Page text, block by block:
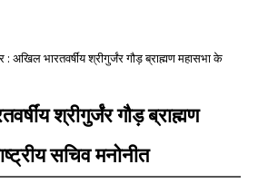
: अखिल भारतवर्षींय श्रीगुर्जंर गौड़ ब्राह्मण महासभा के
श्रीगुर्जंर गौड़ ब्राह्मण
सचिव मनोनीत